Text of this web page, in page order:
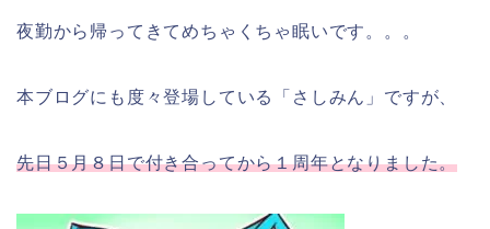
夜勤から帰ってきてめちゃくちゃ眠いです。。。
本ブログにも度々登場している「さしみん」ですが、
先日５月８日で付き合ってから１周年となりました。